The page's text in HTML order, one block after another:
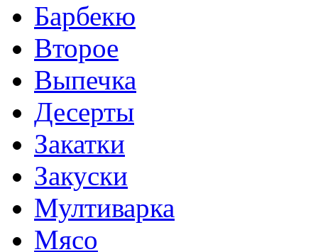
Барбекю
Второе
Выпечка
Десерты
Закатки
Закуски
Мултиварка
Мясо